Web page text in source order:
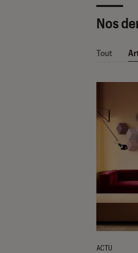
Nos
Tout
ACTU